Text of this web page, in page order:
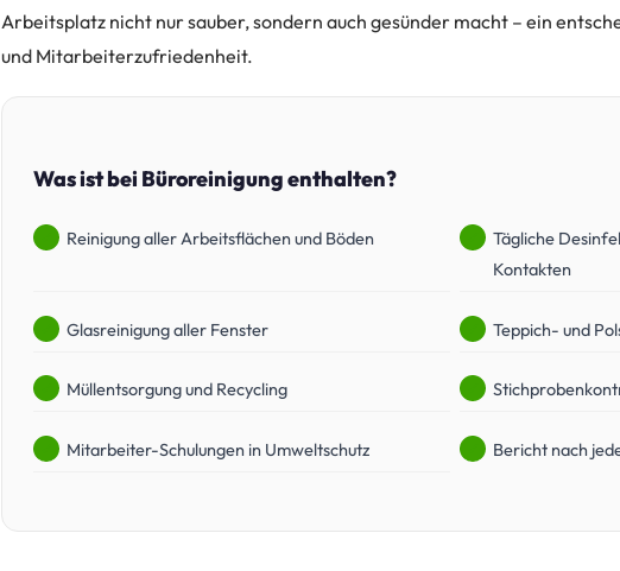
Arbeitsplatz nicht nur sauber, sondern auch gesünder macht – ein
und Mitarbeiterzufriedenheit.
Was ist bei Büroreinigung enthalten?
Reinigung aller Arbeitsflächen und Böden
Tägliche
Kontakten
Glasreinigung aller Fenster Teppich- und
Müllentsorgung und Recycling
Mitarbeiter-Schulungen in Umweltschutz Bericht nach